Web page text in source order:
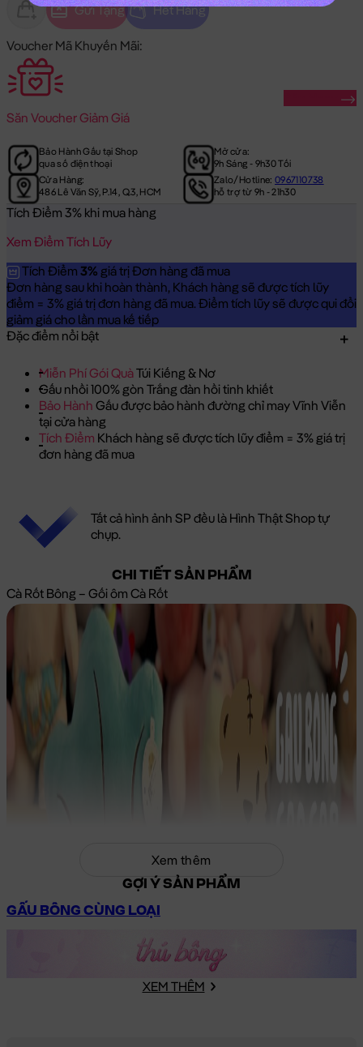
Gửi Tặng Hết Hàng
Voucher Mã Khuyến Mãi:
Săn Voucher Giảm Giá
Bảo Hành Gấu tại Shop
qua số điện thoại
Mở cửa:
9h Sáng - 9h30 Tối
Cửa Hàng:
486 Lê Văn Sỹ, P.14, Q.3, HCM
Zalo/Hotline:0967110738
hỗ trợ từ 9h - 21h30
Tích Điểm 3% khi mua hàng
Xem Điểm Tích Lũy
Tích Điểm 3% giá trị Đơn hàng đã mua
Đơn hàng sau khi hoàn thành, Khách hàng sẽ được tích lũy
điểm = 3% giá trị đơn hàng đã mua. Điểm tích lũy sẽ được qui đổi
giảm giá cho lần mua kế tiếp
Đặc điểm nổi bật
Miễn Phí Gói QuàTúi Kiếng & Nơ
Gấu nhồi 100% gòn Trắng đàn hồi tinh khiết
Bảo Hành Gấu được bảo hành đường chỉ may Vĩnh Viễn
tại cửa hàng
Tích Điểm Khách hàng sẽ được tích lũy điểm = 3% giá trị
đơn hàng đã mua
Tất cả hình ảnh SP đều là Hình Thật Shop tự
chụp.
CHI TIẾT SẢN PHẨM
Cà Rốt Bông – Gối ôm Cà Rốt
Xem thêm
GỢI Ý SẢN PHẨM
GẤU BÔNG CÙNG LOẠI
XEM THÊM